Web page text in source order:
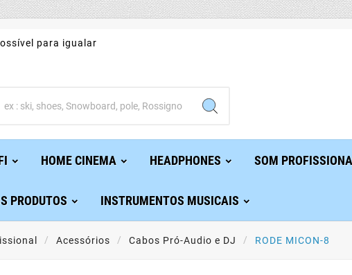
para igualar
HOME CINEMA HEADPHONES SOM
PRODUTOS INSTRUMENTOS MUSICAIS
Acessórios Cabos Pró-Audio e DJ RODE MICON-8